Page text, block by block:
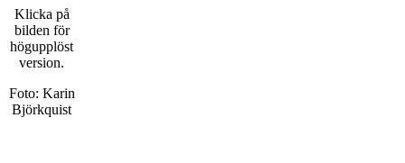
Klicka på
bilden för
högupplöst
version.
Foto: Karin
Björkquist